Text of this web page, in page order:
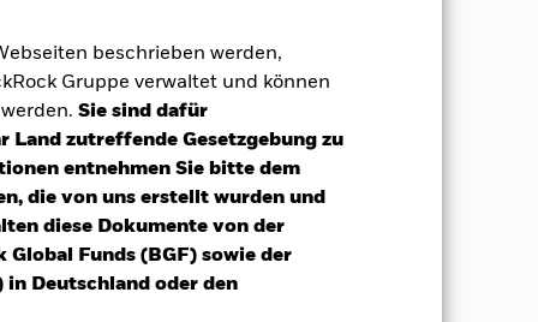
beschrieben werden,
Gruppe verwaltet und können
Sie sind dafür
zutreffende Gesetzgebung zu
entnehmen Sie bitte dem
die von uns erstellt wurden und
diese Dokumente von der
Funds (BGF) sowie der
in Deutschland oder den
zum MD halten. Auf nicht am MD
werden (u. a. vorbehaltlich einer
ist, gehalten. Der Fonds
Qualität) angelegt sind, die auf
die in Europa ansässig sind oder
des Kaufs ein Rating von B
treffen und wird dabei nicht durch